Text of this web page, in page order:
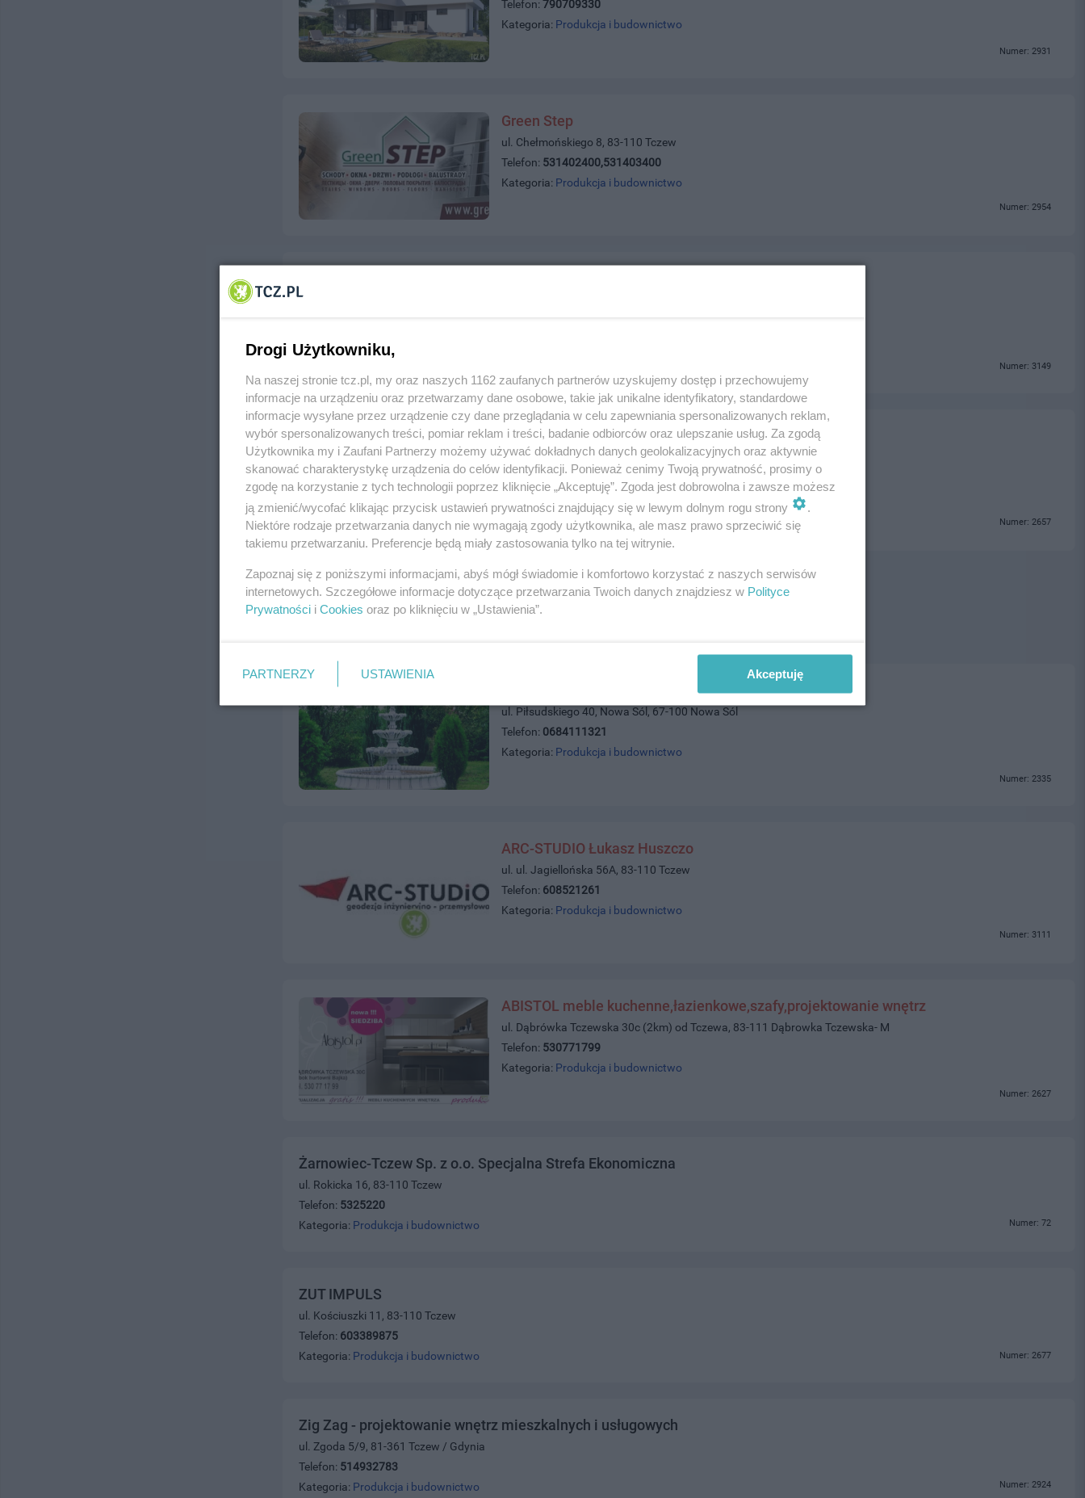
Telefon:790709330
Kategoria: Produkcja i budownictwo
Numer: 2931
Green Step
ul. Chełmońskiego 8, 83-110 Tczew
Telefon: 531402400,531403400
Kategoria: Produkcja i budownictwo
Numer: 2954
Numer: 3149
FILTRONIX , klimtyzacja, wentylacja
ul. Kazimierza Wielkiego b/n, 83-110 Tczew
Telefon:585302310508072360500395500
Kategoria:
Produkcja i budownictwo
Numer: 2657
decoland.pl- sklep internetowy
ul. Piłsudskiego 40, Nowa Sól, 67-100 Nowa Sól
Telefon: 0684111321
Kategoria: Produkcja i budownictwo
Numer: 2335
ARC-STUDIO Łukasz Huszczo
ul. ul. Jagiellońska 56A, 83-110 Tczew
Telefon: 608521261
Kategoria: Produkcja i budownictwo
Numer: 3111
ABISTOL meble kuchenne,łazienkowe,szafy,projektowanie wnętrz
ul. Dąbrówka Tczewska 30c (2km) od Tczewa, 83-111 Dąbrowka Tczewska- M
Telefon: 530771799
Kategoria: Produkcja i budownictwo
Numer: 2627
Żarnowiec-Tczew Sp. z o.o. Specjalna Strefa Ekonomiczna
ul. Rokicka 16, 83-110 Tczew
Telefon: 5325220
Kategoria: Produkcja i budownictwo Numer: 72
ZUT IMPULS
ul. Kościuszki 11, 83-110 Tczew
Telefon: 603389875
Kategoria: Produkcja i budownictwo Numer: 2677
Zig Zag - projektowanie wnętrz mieszkalnych i usługowych
ul. Zgoda 5/9, 81-361 Tczew / Gdynia
Telefon: 514932783
Kategoria: Produkcja i budownictwo Numer: 2924
Drogi Użytkowniku,
Na naszej stronie tcz.pl, my oraz naszych 1162 zaufanych partnerów uzyskujemy dostęp i przechowujemy
informacje na urządzeniu oraz przetwarzamy dane osobowe, takie jak unikalne identyfikatory, standardowe
informacje wysyłane przez urządzenie czy dane przeglądania w celu zapewniania spersonalizowanych reklam,
wybór spersonalizowanych treści, pomiar reklam i treści, badanie odbiorców oraz ulepszanie usług. Za zgodą
Użytkownika my i Zaufani Partnerzy możemy używać dokładnych danych geolokalizacyjnych oraz aktywnie
skanować charakterystykę urządzenia do celów identyfikacji. Ponieważ cenimy Twoją prywatność, prosimy o
zgodę na korzystanie z tych technologii poprzez kliknięcie „Akceptuję”. Zgoda jest dobrowolna i zawsze możesz
ją zmienić/wycofać klikając przycisk ustawień prywatności znajdujący się w lewym dolnym rogu strony
.
Niektóre rodzaje przetwarzania danych nie wymagają zgody użytkownika, ale masz prawo sprzeciwić się
takiemu przetwarzaniu. Preferencje będą miały zastosowania tylko na tej witrynie.
Zapoznaj się z poniższymi informacjami, abyś mógł świadomie i komfortowo korzystać z naszych serwisów
internetowych. Szczegółowe informacje dotyczące przetwarzania Twoich danych znajdziesz w Polityce
Prywatności i Cookies oraz po kliknięciu w „Ustawienia”.
PARTNERZY USTAWIENIA Akceptuję